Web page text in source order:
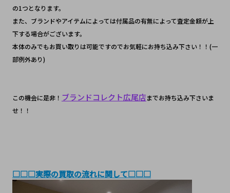
の1つとなります。
また、ブランドやアイテムによっては付属品の有無によって査定金額が上
下する場合がございます。
本体のみでもお買い取りは可能ですのでお気軽にお持ち込み下さい！！(一
部例外あり)
この機会に是非！ ブランドコレクト広尾店までお持ち込み下さいま
せ！！
□□□実際の買取の流れに関して□□□